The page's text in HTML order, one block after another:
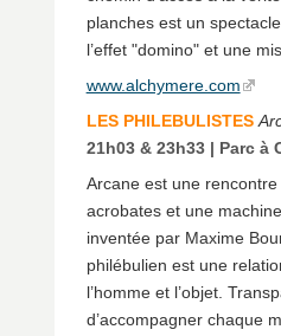
planches est un
l’effet "domino" et une
www.alchymere.com
LES PHILEBULISTES
21h03 & 23h33 | Parc à
Arcane est une
acrobates et une
inventée par Maxime
philébulien est une
l’homme et l’objet.
d’accompagner chaque